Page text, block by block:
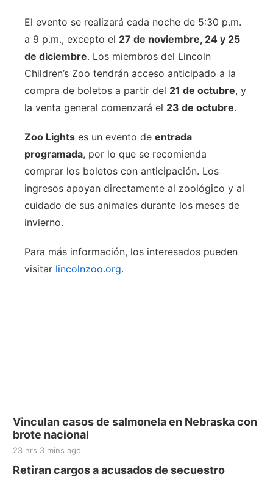
El evento se realizará cada noche de 5:30 p.m.
a 9 p.m., excepto el 27 de noviembre, 24 y 25
de diciembre. Los miembros del Lincoln
Children’s Zoo tendrán acceso anticipado a la
compra de boletos a partir del 21 de octubre, y
la venta general comenzará el 23 de octubre.
Zoo Lights es un evento de entrada
programada, por lo que se recomienda
comprar los boletos con anticipación. Los
ingresos apoyan directamente al zoológico y al
cuidado de sus animales durante los meses de
invierno.
Para más información, los interesados pueden
visitar lincolnzoo.org.
Vinculan casos de salmonela en Nebraska con
brote nacional
23 hrs 3 mins ago
Retiran cargos a acusados de secuestro